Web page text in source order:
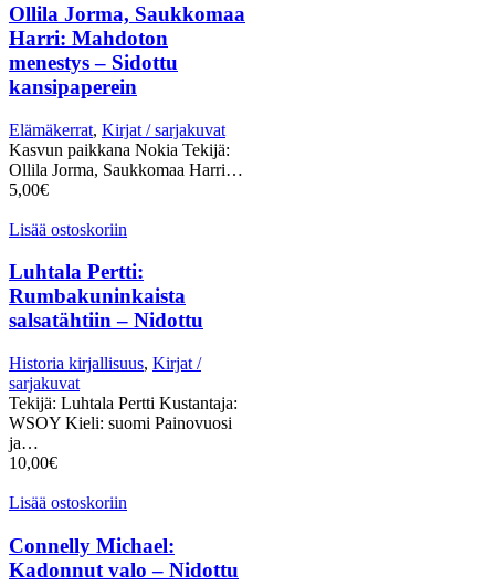
Ollila Jorma, Saukkomaa
Harri: Mahdoton
menestys – Sidottu
kansipaperein
Elämäkerrat, Kirjat / sarjakuvat
Kasvun paikkana Nokia Tekijä:
Ollila Jorma, Saukkomaa Harri…
5,00€
Lisää ostoskoriin
Luhtala Pertti:
Rumbakuninkaista
salsatähtiin – Nidottu
Historia kirjallisuus, Kirjat /
sarjakuvat
Tekijä: Luhtala Pertti Kustantaja:
WSOY Kieli: suomi Painovuosi
ja…
10,00€
Lisää ostoskoriin
Connelly Michael:
Kadonnut valo – Nidottu